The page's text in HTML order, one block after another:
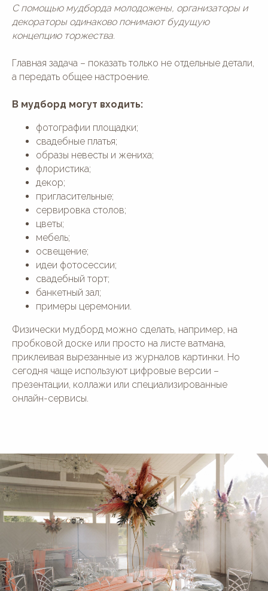
С помощью мудборда молодожены, организаторы и
декораторы одинаково понимают будущую
концепцию торжества.
Главная задача – показать только не отдельные детали,
а передать общее настроение.
В мудборд могут входить:
фотографии площадки;
свадебные платья;
образы невесты и жениха;
флористика;
декор;
пригласительные;
сервировка столов;
цветы;
мебель;
освещение;
идеи фотосессии;
свадебный торт;
банкетный зал;
примеры церемонии.
Физически мудборд можно сделать, например, на
пробковой доске или просто на листе ватмана,
приклеивая вырезанные из журналов картинки. Но
сегодня чаще используют цифровые версии –
презентации, коллажи или специализированные
онлайн-сервисы.